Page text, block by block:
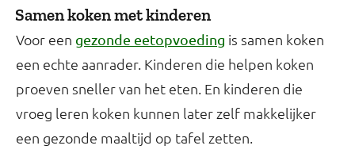
Samen koken met kinderen
Voor een gezonde eetopvoeding is samen koken
een echte aanrader. Kinderen die helpen koken
proeven sneller van het eten. En kinderen die
vroeg leren koken kunnen later zelf makkelijker
een gezonde maaltijd op tafel zetten.